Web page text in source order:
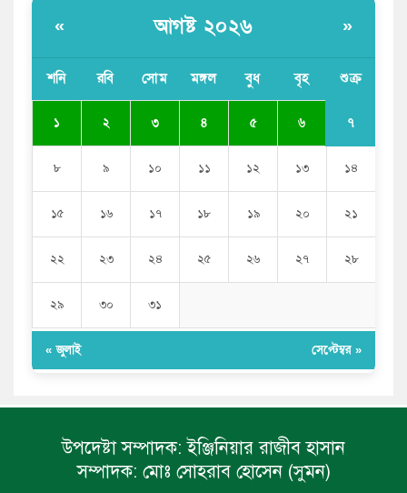
তারেক রহমান ক্ষমতায় থাকবেন না, পতন শুরু হয়ে গেছে:
শেখ হাসিনাকে আর রাখতে চাচ্ছে না ভারত: আসিফ মাহমুদ
« আগষ্ট ২০২৬ »
শনি রবি সোম মঙ্গল বুধ বৃহ শুক্র
১ ২ ৩ ৪ ৫ ৬ ৭
৮ ৯ ১০ ১১ ১২ ১৩ ১৪
১৫ ১৬ ১৭ ১৮ ১৯ ২০ ২১
২২ ২৩ ২৪ ২৫ ২৬ ২৭ ২৮
২৯ ৩০ ৩১
« জুলাই সেপ্টেম্বর »
উপদেষ্টা সম্পাদক: ইঞ্জিনিয়ার রাজীব হাসান
সম্পাদক: মোঃ সোহরাব হোসেন (সুমন)